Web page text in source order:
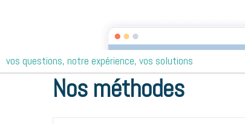
vos questions, notre expérience, vos solutions
Accueil Nos méthodes
Nos méthodes